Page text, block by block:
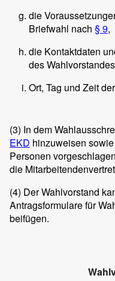
die
Briefwahl nach § 9,
die Kontaktdaten
des
Ort, Tag und Zeit
(3) In dem
EKD hinzuweisen
Personen
die
(4) Der Wahlvorstand
Antragsformulare für
beifügen.